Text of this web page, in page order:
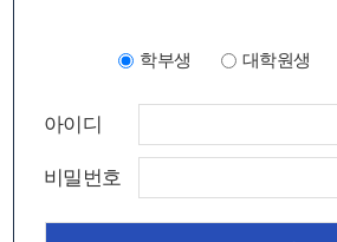
학부생 대학원생
아이디
비밀번호